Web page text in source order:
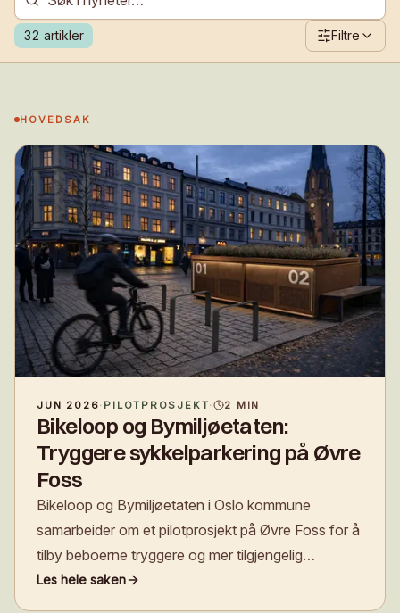
32 artikler Filtre
HOVEDSAK
JUN 2026· PILOTPROSJEKT· 2 MIN
Bikeloop og Bymiljøetaten:
Tryggere sykkelparkering på Øvre
Foss
Bikeloop og Bymiljøetaten i Oslo kommune
samarbeider om et pilotprosjekt på Øvre Foss for å
tilby beboerne tryggere og mer tilgjengelig
sykkelparkering, og utforske en ny
Les hele saken